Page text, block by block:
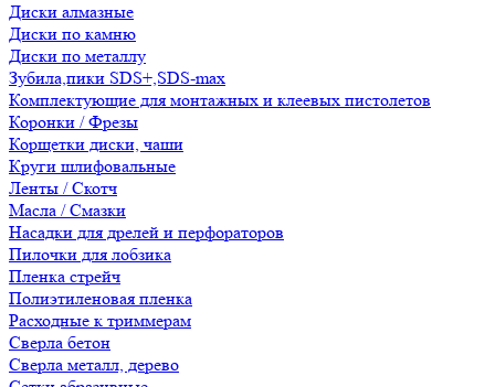
Диски алмазные
Диски по камню
Диски по металлу
Зубила,пики SDS+,SDS-max
Комплектующие для монтажных и клеевых пистолетов
Коронки / Фрезы
Корщетки диски, чаши
Круги шлифовальные
Ленты / Скотч
Масла / Смазки
Насадки для дрелей и перфораторов
Пилочки для лобзика
Пленка стрейч
Полиэтиленовая пленка
Расходные к триммерам
Сверла бетон
Сверла металл, дерево